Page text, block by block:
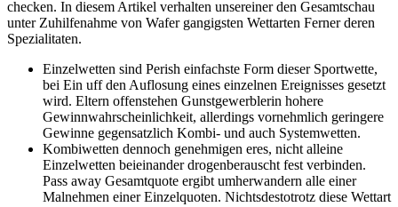
checken. In diesem Artikel verhalten unsereiner den Gesamtschau
unter Zuhilfenahme von Wafer gangigsten Wettarten Ferner deren
Spezialitaten.
Einzelwetten sind Perish einfachste Form dieser Sportwette,
bei Ein uff den Auflosung eines einzelnen Ereignisses gesetzt
wird. Eltern offenstehen Gunstgewerblerin hohere
Gewinnwahrscheinlichkeit, allerdings vornehmlich geringere
Gewinne gegensatzlich Kombi- und auch Systemwetten.
Kombiwetten dennoch genehmigen eres, nicht alleine
Einzelwetten beieinander drogenberauscht fest verbinden.
Pass away Gesamtquote ergibt umherwandern alle einer
Malnehmen einer Einzelquoten. Nichtsdestotrotz diese Wettart